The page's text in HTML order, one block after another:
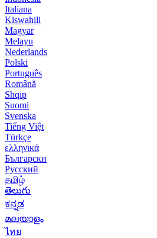
Italiana
Kiswahili
Magyar
Melayu
Nederlands
Polski
Português
Română
Shqip
Suomi
Svenska
Tiếng Việt
Türkçe
ελληνικά
Български
Русский
தமிழ்
తెలుగు
ಕನ್ನಡ
മലയാളം
ไทย